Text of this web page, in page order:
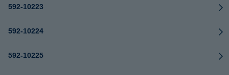
592-10223
592-10224
592-10225